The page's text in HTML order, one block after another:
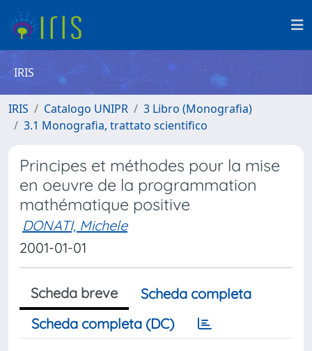
IRIS
IRIS Catalogo UNIPR
3 Libro (Monografia)
3.1 Monografia, trattato scientifico
Principes et méthodes pour la mise
en oeuvre de la programmation
mathématique positive
DONATI, Michele
2001-01-01
Scheda breve
Scheda completa
Scheda completa (DC)